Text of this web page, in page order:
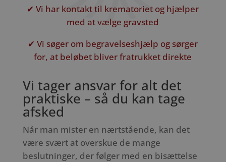
✔ Vi har kontakt til krematoriet og hjælper
med at vælge gravsted
✔ Vi søger om begravelseshjælp og sørger
for, at beløbet bliver fratrukket direkte
Vi tager ansvar for alt det
praktiske – så du kan tage
afsked
Når man mister en nærtstående, kan det
være svært at overskue de mange
beslutninger, der følger med en bisættelse